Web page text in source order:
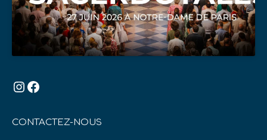
Instagram
Facebook
CONTACTEZ-NOUS